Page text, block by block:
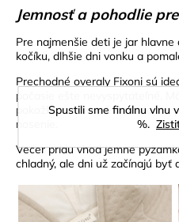
Spustili sme finálnu vlnu
%.
Jemnosť a pohodlie
Pre najmenšie deti je jar
kočíku, dlhšie dni vonku a
Prechodné overaly Fixoni sú
počasie ešte nevyspytateľné.
pokožku a zároveň dostatočne
nosenie.
Večer prídu vhod jemné
chladný, ale dni už začínajú byť